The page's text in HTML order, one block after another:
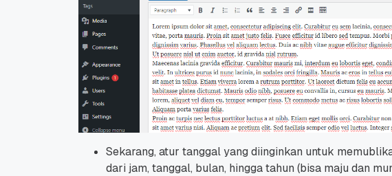
Sekarang, atur tanggal yang diinginkan untuk
dari jam, tanggal, bulan, hingga tahun (bisa maju dan